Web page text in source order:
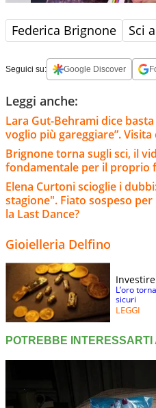
Federica Brignone Sci
Seguici su: Google Discover
Leggi anche:
Lara Gut-Behrami dice
voglio più gareggiare”.
Brignone torna sugli sci, il
fondamentale per il proprio
Elena Curtoni scioglie i
stagione". Fiato sospeso
la Last Dance?
Gioielleria Delfino
L’oro
sicuri
LEGGI